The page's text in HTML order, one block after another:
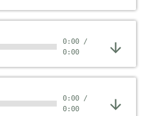
0:00 /
0:00
0:00 /
0:00